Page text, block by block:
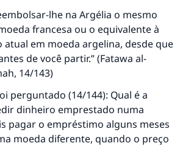
lhe na Argélia o mesmo
francesa ou o equivalente à
atual em moeda argelina, desde que
de você partir.” (Fatawa al-
, 14/143)
perguntado (14/144): Qual é a
dinheiro emprestado numa
pagar o empréstimo alguns meses
moeda diferente, quando o preço